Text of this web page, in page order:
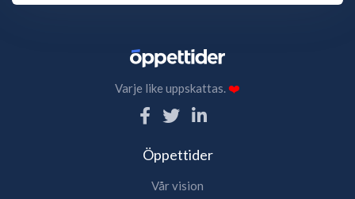
Varje like uppskattas.❤️
Öppettider
Vår vision